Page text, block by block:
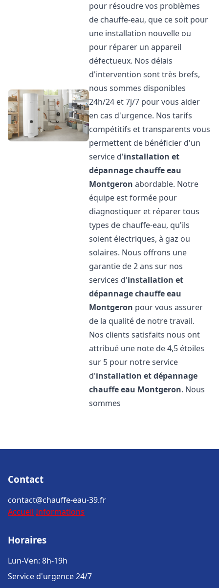
pour résoudre vos problèmes
de chauffe-eau, que ce soit pour
une installation nouvelle ou
pour réparer un appareil
défectueux. Nos délais
d'intervention sont très brefs,
nous sommes disponibles
24h/24 et 7j/7 pour vous aider
en cas d'urgence. Nos tarifs
compétitifs et transparents vous
permettent de bénéficier d'un
service d'installation et
dépannage chauffe eau
Montgeron abordable. Notre
équipe est formée pour
diagnostiquer et réparer tous
types de chauffe-eau, qu'ils
soient électriques, à gaz ou
solaires. Nous offrons une
garantie de 2 ans sur nos
services d'installation et
dépannage chauffe eau
Montgeron pour vous assurer
de la qualité de notre travail.
Nos clients satisfaits nous ont
attribué une note de 4,5 étoiles
sur 5 pour notre service
d'installation et dépannage
chauffe eau Montgeron. Nous
sommes
Contact
contact@chauffe-eau-39.fr
Accueil Informations
Horaires
Lun-Ven: 8h-19h
Service d'urgence 24/7